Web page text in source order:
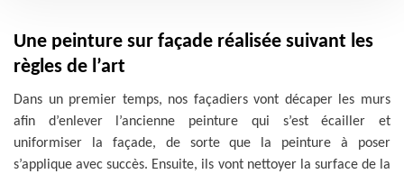
Une peinture sur façade réalisée suivant les
règles de l’art
Dans un premier temps, nos façadiers vont décaper les murs
afin d’enlever l’ancienne peinture qui s’est écailler et
uniformiser la façade, de sorte que la peinture à poser
s’applique avec succès. Ensuite, ils vont nettoyer la surface de la